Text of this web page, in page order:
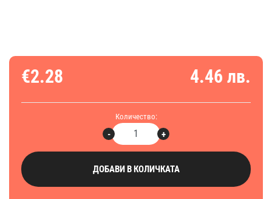
€2.28 4.46 лв.
Количество:
+
-
ДОБАВИ В КОЛИЧКАТА